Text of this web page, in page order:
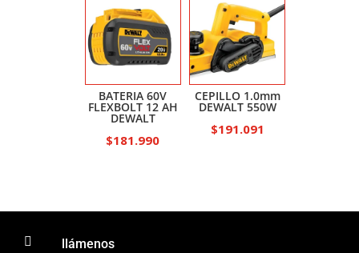
BATERIA 60V
FLEXBOLT 12 AH
DEWALT
$181.990
CEPILLO 1.0mm
DEWALT 550W
$191.091
 llámenos